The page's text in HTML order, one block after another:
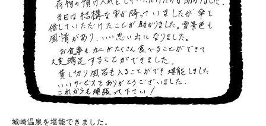
城崎温泉を堪能できました。